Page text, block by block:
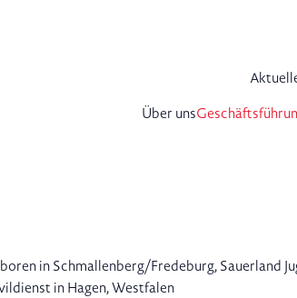
Über uns
in Schmallenberg/Fredeburg, Sauerland
in Hagen, Westfalen